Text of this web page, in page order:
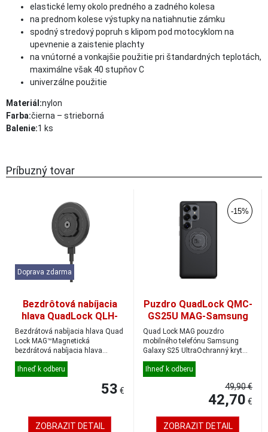
elastické lemy okolo predného a zadného kolesa
na prednom kolese výstupky na natiahnutie zámku
spodný stredový popruh s klipom pod motocyklom na
upevnenie a zaistenie plachty
na vnútorné a vonkajšie použitie pri štandardných teplotách,
maximálne však 40 stupňov C
univerzálne použitie
Materiál:nylon
Farba:čierna – strieborná
Balenie:1 ks
Príbuzný tovar
Doprava zdarma
Bezdrôtová nabíjacia
hlava QuadLock QLH-
MAG-WCH-2 MAG
Bezdrátová nabíjacia hlava Quad
Lock MAG™Magnetická
bezdrátová nabíjacia hlava
určená pre držá...
Ihneď k odberu
53 €
ZOBRAZIT DETAIL
-15%
Puzdro QuadLock QMC-
GS25U MAG-Samsung
Galaxy S25 Ultra
Quad Lock MAG pouzdro
mobilného telefónu Samsung
Galaxy S25 UltraOchranný kryt
pre telefón, ktorý ko...
Ihneď k odberu
49,90 €
42,70 €
ZOBRAZIT DETAIL